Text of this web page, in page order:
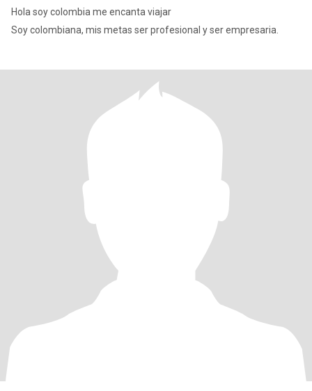
Hola soy colombia me encanta viajar
Soy colombiana, mis metas ser profesional y ser empresaria.